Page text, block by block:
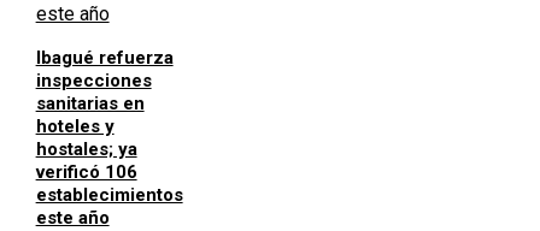
Ibagué refuerza
inspecciones
sanitarias en
hoteles y
hostales; ya
verificó 106
establecimientos
este año